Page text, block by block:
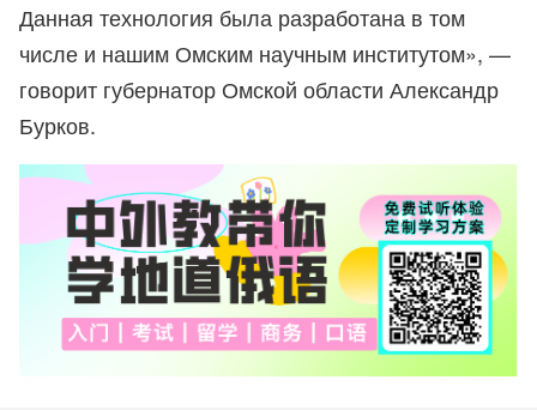
Данная технология была разработана в том
числе и нашим Омским научным институтом», —
говорит губернатор Омской области Александр
Бурков.